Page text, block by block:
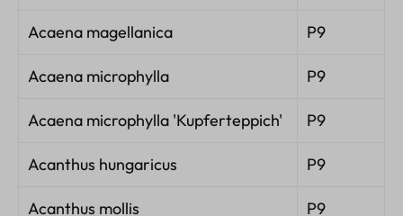
Acaena magellanica P9
Acaena microphylla P9
Acaena microphylla 'Kupferteppich' P9
Acanthus hungaricus P9
Acanthus mollis P9